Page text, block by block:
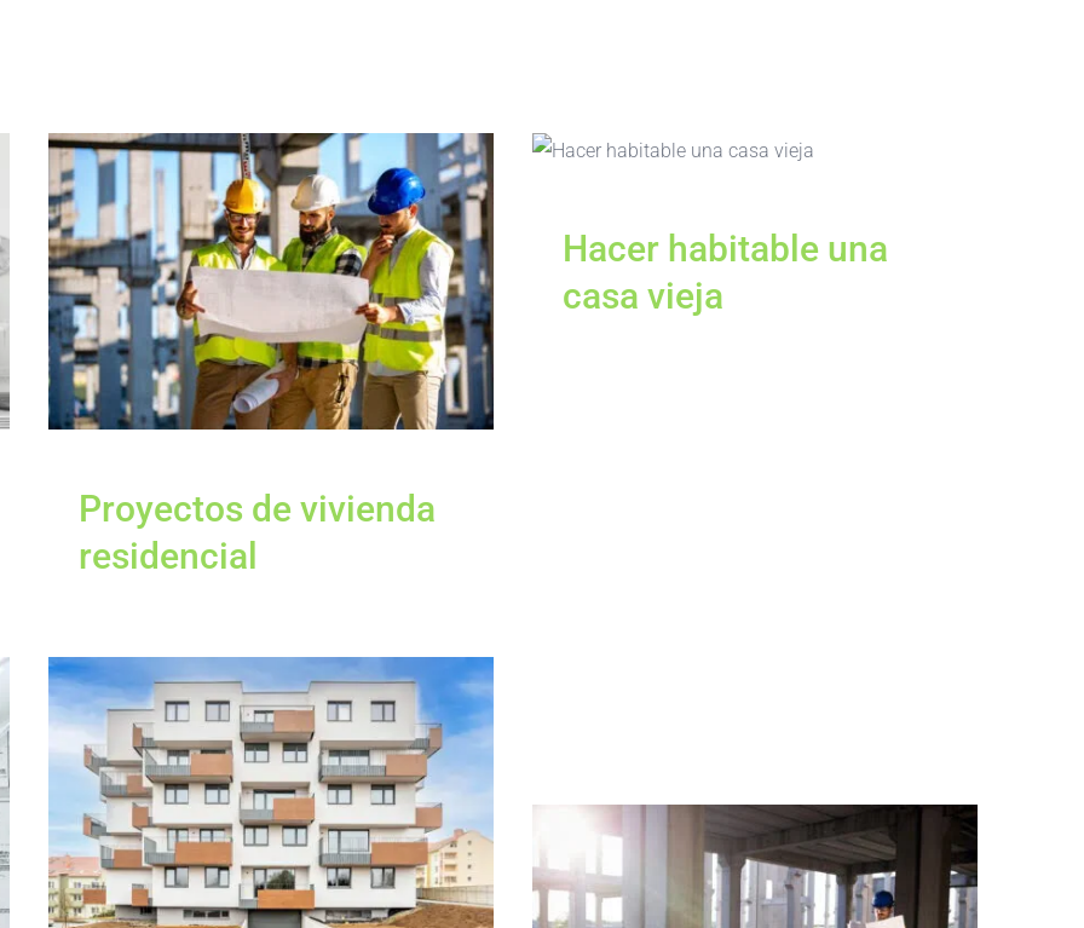
Proyectos de vivienda
residencial
Hacer habitable una
casa vieja